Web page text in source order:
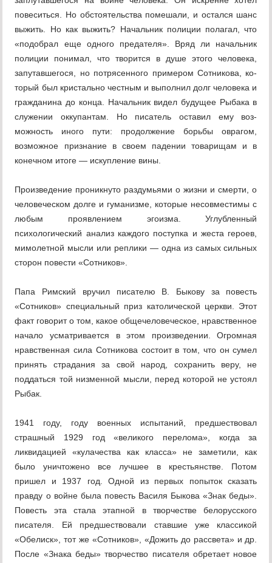
повеситься. Но обстоя­тельства помешали, и остался шанс
выжить. Но как выжить? Начальник полиции полагал, что
«подобрал еще одного предателя». Вряд ли начальник
полиции понимал, что творит­ся в душе этого человека,
запутавшегося, но потрясенного примером Сотникова, ко­
торый был кристально честным и выполнил долг человека и
гражданина до конца. На­чальник видел будущее Рыбака в
служении оккупантам. Но писатель оставил ему воз­
можность иного пути: продолжение борьбы оврагом,
возможное признание в своем па­дении товарищам и в
конечном итоге — ис­купление вины.
Произведение проникнуто раздумьями о жизни и смерти, о
человеческом долге и гуманизме, которые несовместимы с
лю­бым проявлением эгоизма. Углубленный
психологический анализ каждого поступка и жеста героев,
мимолетной мысли или реплики — одна из самых сильных
сторон повести «Сотников».
Папа Римский вручил писателю В. Быкову за повесть
«Сотников» специальный приз католической церкви. Этот
факт говорит о том, какое общечеловеческое, нравствен­ное
начало усматривается в этом произве­дении. Огромная
нравственная сила Сотникова состоит в том, что он сумел
принять страдания за свой народ, сохранить веру, не
поддаться той низменной мысли, перед которой не устоял
Рыбак.
1941 году, году военных испытаний, пред­шествовал
страшный 1929 год «великого перелома», когда за
ликвидацией «кулаче­ства как класса» не заметили, как
было уничтожено все лучшее в крестьянстве. По­том
пришел и 1937 год. Одной из первых попыток сказать
правду о войне была по­весть Василя Быкова «Знак беды».
Повесть эта стала этапной в творчестве белорус­ского
писателя. Ей предшествовали став­шие уже классикой
«Обелиск», тот же «Сот­ников», «Дожить до рассвета» и др.
После «Знака беды» творчество писателя обрета­ет новое